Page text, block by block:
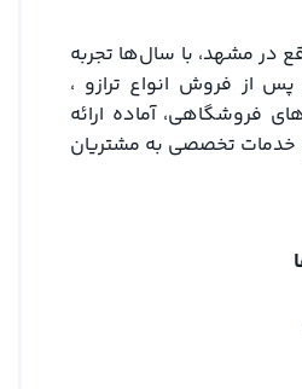
در مشهد، با سال‌ها تجربه
از فروش انواع ترازو ،
فروشگاهی، آماده ارائه
خدمات تخصصی به مشتریان